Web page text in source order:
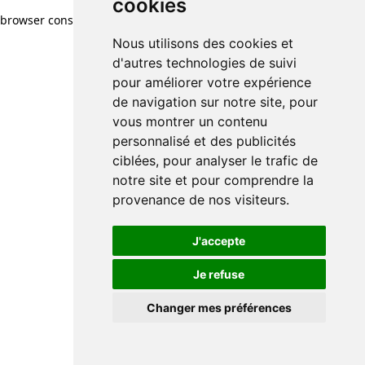
cookies
Nous utilisons des cookies et
d'autres technologies de suivi
pour améliorer votre expérience
de navigation sur notre site, pour
vous montrer un contenu
personnalisé et des publicités
ciblées, pour analyser le trafic de
notre site et pour comprendre la
provenance de nos visiteurs.
J'accepte
Je refuse
Changer mes préférences
cookies
Nous utilisons des cookies et
d'autres technologies de suivi
pour améliorer votre expérience
de navigation sur notre site, pour
vous montrer un contenu
personnalisé et des publicités
ciblées, pour analyser le trafic de
notre site et pour comprendre la
provenance de nos visiteurs.
J'accepte
Je refuse
Changer mes préférences
browser console for more information)